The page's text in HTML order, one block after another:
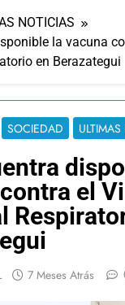
NOTICIAS
la vacuna
en Berazategui
SOCIEDAD
el
7 Meses Atrás